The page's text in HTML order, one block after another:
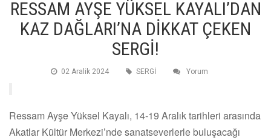
RESSAM AYŞE YÜKSEL KAYALI’DAN
KAZ DAĞLARI’NA DİKKAT ÇEKEN
SERGİ!
02 Aralik 2024 SERGİ Yorum
Ressam Ayşe Yüksel Kayalı, 14-19 Aralık tarihleri arasında
Akatlar Kültür Merkezi’nde sanatseverlerle buluşacağı